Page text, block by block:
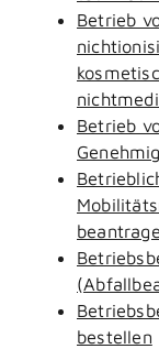
Betrieb
Betrieb
bestellen